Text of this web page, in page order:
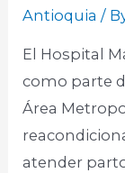
Antioquia /
El Hospital
como parte
Área
atender